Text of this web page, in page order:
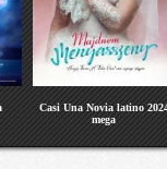
Casi Una Novia latino
mega